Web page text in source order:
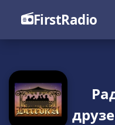
FirstRadio